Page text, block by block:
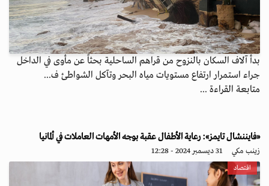
بدأ آلاف السكان بالنزوح من قراهم الساحلية بحثاً عن مأوى في الداخل
جراء استمرار ارتفاع مستويات مياه البحر وتآكل الشواطئ ف...
متابعة القراءة ...
«فايننشال تايمز»: رعاية الأطفال عقبة بوجه الأمهات العاملات في ألمانيا
زينب مكي 31 ديسمبر 2024 - 12:28
اقتصاد